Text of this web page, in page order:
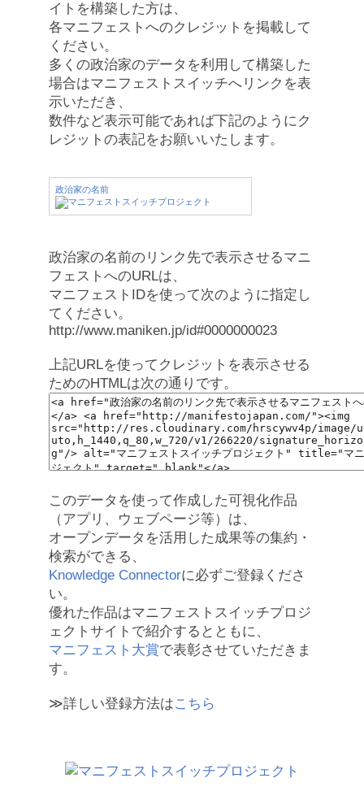
イトを構築した方は、
各マニフェストへのクレジットを掲載して
ください。
多くの政治家のデータを利用して構築した
場合はマニフェストスイッチへリンクを表
示いただき、
数件など表示可能であれば下記のようにク
レジットの表記をお願いいたします。
政治家の名前
政治家の名前のリンク先で表示させるマニ
フェストへのURLは、
マニフェストIDを使って次のように指定し
てください。
http://www.maniken.jp/id#0000000023
上記URLを使ってクレジットを表示させる
ためのHTMLは次の通りです。
このデータを使って作成した可視化作品
（アプリ、ウェブページ等）は、
オープンデータを活用した成果等の集約・
検索ができる、
Knowledge Connectorに必ずご登録くださ
い。
優れた作品はマニフェストスイッチプロジ
ェクトサイトで紹介するとともに、
マニフェスト大賞で表彰させていただきま
す。
≫詳しい登録方法はこちら